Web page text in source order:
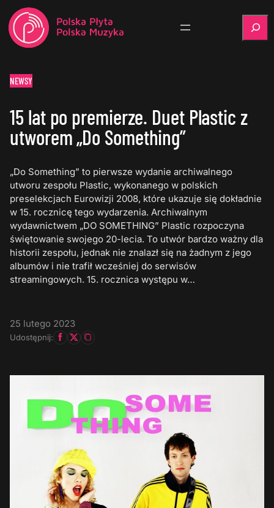
NEWSY
15 lat po premierze. Duet Plastic z
utworem „Do Something”
„Do Something” to pierwsze wydanie archiwalnego
utworu zespołu Plastic, wykonanego w polskich
preselekcjach Eurowizji 2008, które ukazuje się dokładnie
w 15. rocznicę tego wydarzenia. Archiwalnym
wydawnictwem „DO SOMETHING” Plastic rozpoczyna
świętowanie swojego 20-lecia. To utwór bardzo ważny dla
historii zespołu, jednak nie znalazł się na żadnym z jego
albumów i nie trafił wcześniej do serwisów
streamingowych. 15. rocznica występu w…
25 lutego 2023
Udostępnij: